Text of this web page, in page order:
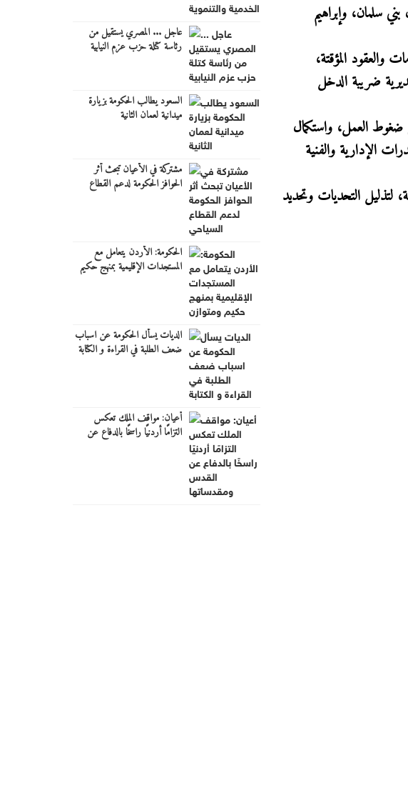
سلمان، وإبراهيم
والعقود المؤقتة،
ضريبة الدخل
العمل، واستكمال
الإدارية والفنية
لتذليل التحديات وتحديد
عاجل ... المصري يستقيل من
رئاسة كتلة حزب عزم النيابية
السعود يطالب الحكومة بزيارة
ميدانية لعمان الثانية
مشتركة في الأعيان تبحث أثر
الحوافز الحكومة لدعم القطاع
الحكومة: الأردن يتعامل مع
المستجدات الإقليمية بمنهج حكيم
الديات يسأل الحكومة عن اسباب
ضعف الطلبة في القراءة و الكتابة
أعيان: مواقف الملك تعكس
التزامًا أردنيًا راسخًا بالدفاع عن